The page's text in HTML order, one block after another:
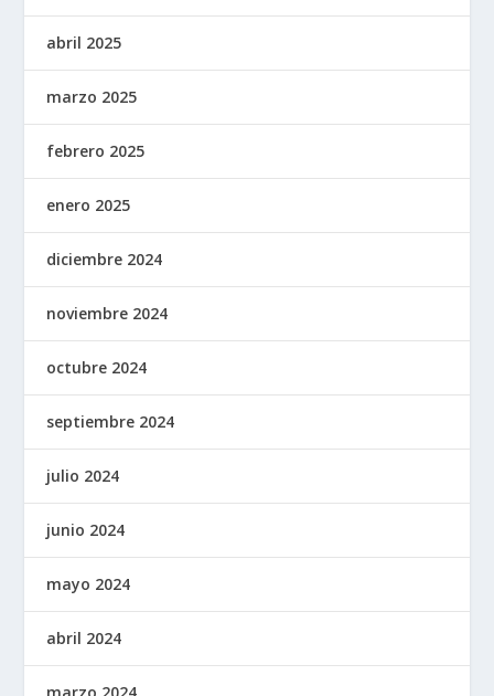
abril 2025
marzo 2025
febrero 2025
enero 2025
diciembre 2024
noviembre 2024
octubre 2024
septiembre 2024
julio 2024
junio 2024
mayo 2024
abril 2024
marzo 2024